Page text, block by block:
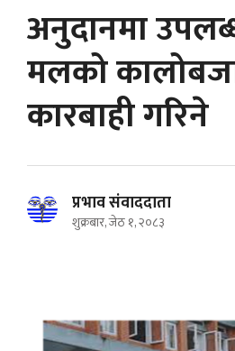
अनुदानमा
मलको
कारबाही गरिने
प्रभाव संवाददाता
शुक्रबार, जेठ १, २०८३